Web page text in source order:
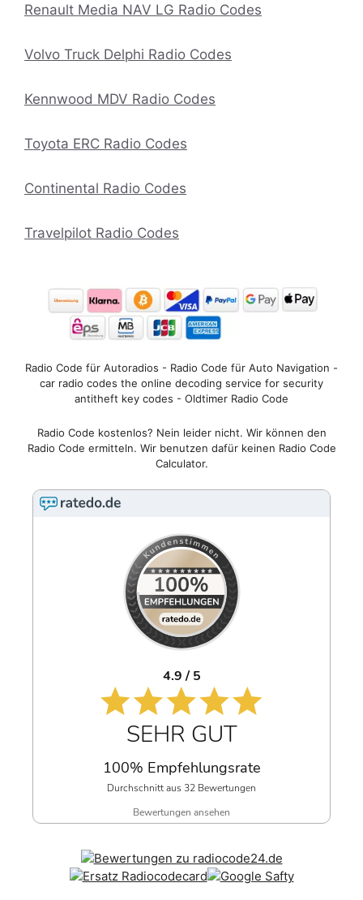
Renault Media NAV LG Radio Codes
Volvo Truck Delphi Radio Codes
Kennwood MDV Radio Codes
Toyota ERC Radio Codes
Continental Radio Codes
Travelpilot Radio Codes
Radio Code für Autoradios - Radio Code für Auto Navigation -
car radio codes the online decoding service for security
antitheft key codes - Oldtimer Radio Code
Radio Code kostenlos? Nein leider nicht. Wir können den
Radio Code ermitteln. Wir benutzen dafür keinen Radio Code
Calculator.
4.9 / 5
SEHR GUT
100% Empfehlungsrate
Durchschnitt aus 32 Bewertungen
Bewertungen ansehen